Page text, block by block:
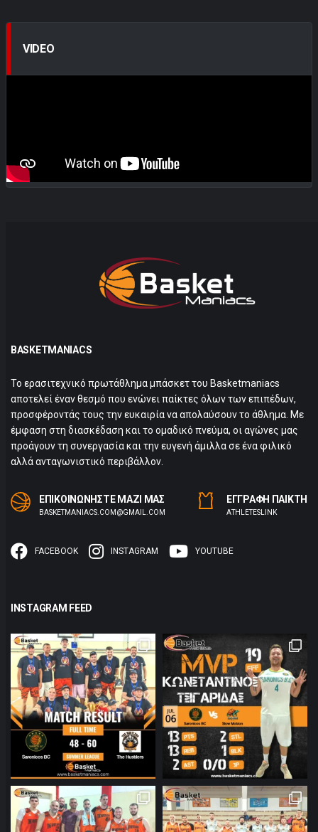
VIDEO
BASKETMANIACS
Το ερασιτεχνικό πρωτάθλημα μπάσκετ του Basketmaniacs
αποτελεί έναν θεσμό που ενώνει παίκτες όλων των επιπέδων,
προσφέροντάς τους την ευκαιρία να απολαύσουν το άθλημα. Με
έμφαση στη διασκέδαση και το ομαδικό πνεύμα, οι αγώνες μας
προάγουν τη συνεργασία και την ευγενή άμιλλα σε ένα φιλικό
αλλά ανταγωνιστικό περιβάλλον.
ΕΠΙΚΟΙΝΩΝΗΣΤΕ ΜΑΖΙ ΜΑΣ
BASKETMANIACS.COM@GMAIL.COM
ΕΓΓΡΑΦΗ ΠΑΙΚΤΗ
ΑTHLETESLINK
FACEBOOK INSTAGRAM YOUTUBE
INSTAGRAM FEED